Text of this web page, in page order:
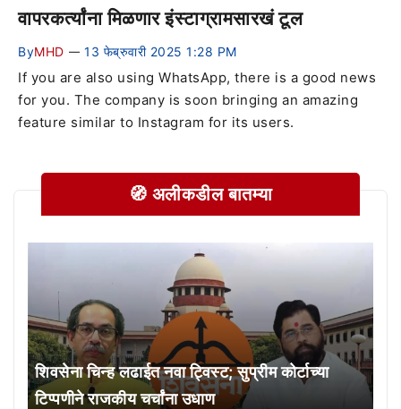
वापरकर्त्यांना मिळणार इंस्टाग्रामसारखं टूल
ByMHD — 13 फेब्रुवारी 2025 1:28 PM
If you are also using WhatsApp, there is a good news
for you. The company is soon bringing an amazing
feature similar to Instagram for its users.
🧭 अलीकडील बातम्या
शिवसेना चिन्ह लढाईत नवा ट्विस्ट; सुप्रीम कोर्टाच्या
टिप्पणीने राजकीय चर्चांना उधाण